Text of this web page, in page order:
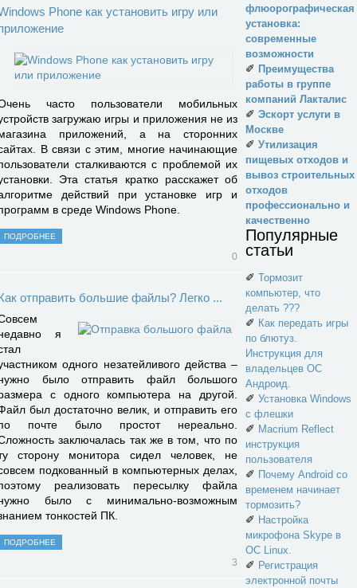
Phone как установить игру или
часто пользователи мобильных
загружаю игры и приложения не из
приложений, а на сторонних
В связи с этим, многие начинающие
сталкиваются с проблемой их
Эта статья кратко расскажет об
действий при установке игр и
в среде Windows Phone.
ПОДРОБНЕЕ
0
отправить большие файлы? Легко ...
я
одного незатейливого действа –
было отправить файл большого
с одного компьютера на другой.
был достаточно велик, и отправить его
почте было простот нереально.
заключалась так же в том, что по
сторону монитора сидел человек, не
подкованный в компьютерных делах,
реализовать пересылку файла
было с минимально-возможным
тонкостей ПК.
ПОДРОБНЕЕ
3
флюорографическая
установка:
современные
возможности
✐ Преимущества
работы в группе
компаний Лакталис
✐ Эскорт услуги в
Москве
✐ Утилизация
пищевых отходов и
вывоз строительных
отходов
профессионально и
качественно
Популярные
статьи
✐ Тормозит
компьютер, что
делать ???
✐ Как передать игры
по блютуз.
Инструкция для
владельцев ОС
Андроид.
✐ Установка Windows
с флешки
✐ Macrium Reflect
инструкция
пользователя
✐ Почему Android со
временем начинает
тормозить?
✐ Настройка
микрофона Skype в
ОС Linux.
✐ Регистрация
электронной почты